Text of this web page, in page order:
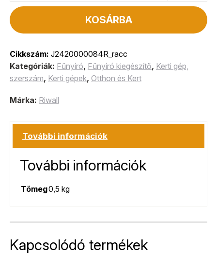
KOSÁRBA
Cikkszám: J2420000084R_racc
Kategóriák: Fűnyíró, Fűnyíró kiegészítő, Kerti gép,
szerszám, Kerti gépek, Otthon és Kert
Márka: Riwall
További információk
További információk
Tömeg0,5 kg
Kapcsolódó termékek